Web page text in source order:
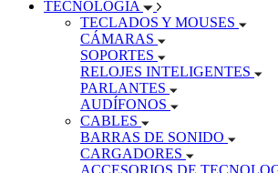
TECNOLOGIA
TECLADOS Y MOUSES
CÁMARAS
SOPORTES
RELOJES INTELIGENTES
PARLANTES
AUDÍFONOS
CABLES
BARRAS DE SONIDO
CARGADORES
ACCESORIOS DE